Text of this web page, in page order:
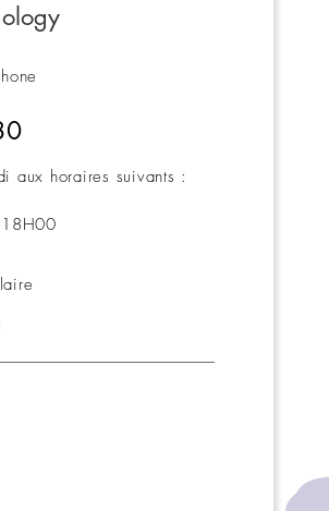
aux horaires suivants :